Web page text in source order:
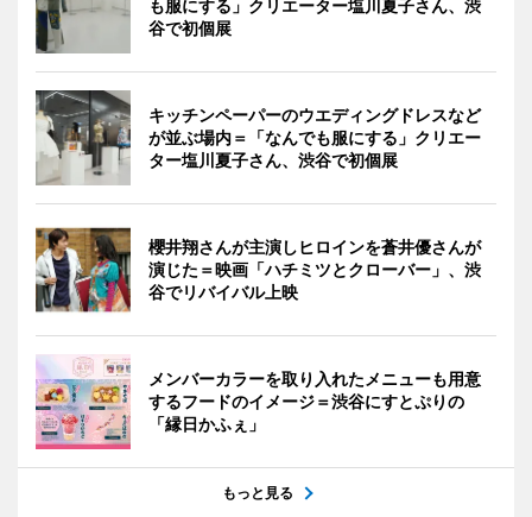
も服にする」クリエーター塩川夏子さん、渋
谷で初個展
キッチンペーパーのウエディングドレスなど
が並ぶ場内＝「なんでも服にする」クリエー
ター塩川夏子さん、渋谷で初個展
櫻井翔さんが主演しヒロインを蒼井優さんが
演じた＝映画「ハチミツとクローバー」、渋
谷でリバイバル上映
メンバーカラーを取り入れたメニューも用意
するフードのイメージ＝渋谷にすとぷりの
「縁日かふぇ」
もっと見る